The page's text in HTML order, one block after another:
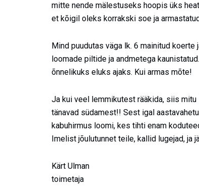
mitte nende mälestuseks hoopis üks
et kõigil oleks korrakski soe ja
Mind puudutas väga lk. 6 mainitud
loomade piltide ja andmetega
õnnelikuks eluks ajaks. Kui armas mõte!
Ja kui veel lemmikutest rääkida, siis
tänavad südamest!! Sest igal
kabuhirmus loomi, kes tihti enam
Imelist jõulutunnet teile, kallid lugejad, ja
Kärt Ulman
toimetaja